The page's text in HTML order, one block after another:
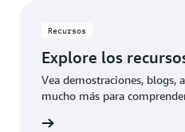
Recursos
Explore los
Vea demostraciones, blogs,
mucho más para